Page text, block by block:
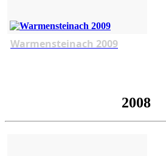
Warmensteinach 2009
2008